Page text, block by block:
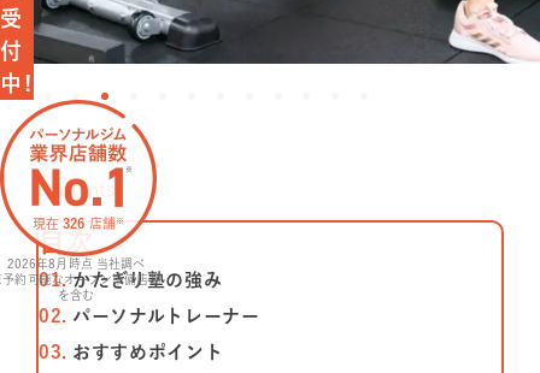
お客さまの声
プログラム
よくあるご質問
受
付
中!
現在 326 店舗 ※
2026年8月 時点 当社調べ
約可能なオープン準備店舗
を含む
Contents
⽬次
かたぎり塾の強み
パーソナルトレーナー
おすすめポイント